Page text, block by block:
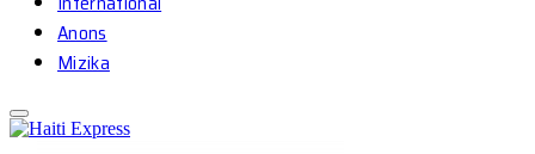
Anons
Mizika